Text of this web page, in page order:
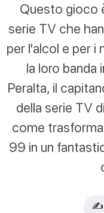
Questo gioco
serie TV che
per l'alcol e per i
la loro banda
Peralta, il
della serie TV
come
99 in un
✍️